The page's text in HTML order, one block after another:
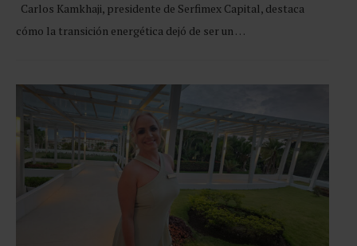
Carlos Kamkhaji, presidente de Serfimex Capital, destaca
cómo la transición energética dejó de ser un …